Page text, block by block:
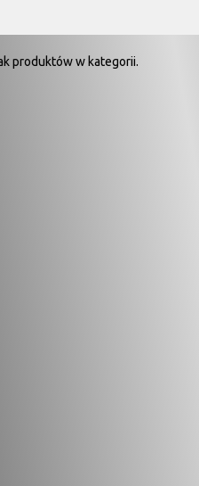
produktów w kategorii.